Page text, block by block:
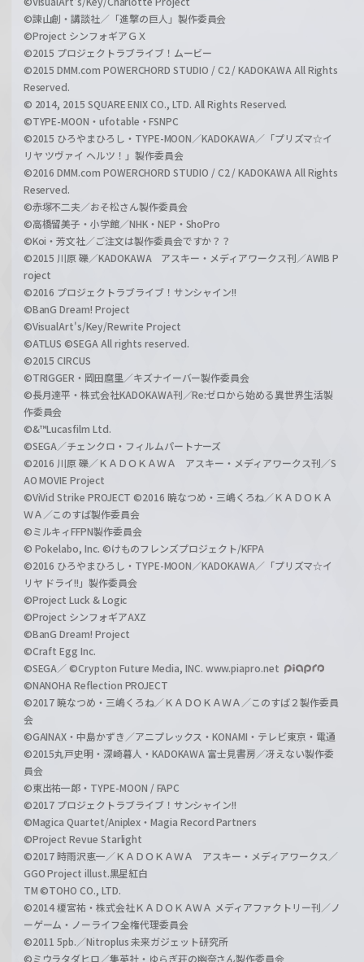
©諫山創・講談社／「進撃の巨人」製作委員会
©Project シンフォギアＧＸ
©2015 プロジェクトラブライブ！ムービー
©2015 DMM.com POWERCHORD STUDIO / C2 / KADOKAWA All Rights
Reserved.
© 2014, 2015 SQUARE ENIX CO., LTD. All Rights Reserved.
©TYPE-MOON・ufotable・FSNPC
©2015 ひろやまひろし・TYPE-MOON／KADOKAWA／「プリズマ☆イ
リヤ ツヴァイ ヘルツ！」製作委員会
©2016 DMM.com POWERCHORD STUDIO / C2 / KADOKAWA All Rights
Reserved.
©赤塚不二夫／おそ松さん製作委員会
©高橋留美子・小学館／NHK・NEP・ShoPro
©Koi・芳文社／ご注文は製作委員会ですか？？
©2015 川原 礫／KADOKAWA アスキー・メディアワークス刊／AWIB P
roject
©2016 プロジェクトラブライブ！サンシャイン!!
©BanG Dream! Project
©VisualArt's/Key/Rewrite Project
©ATLUS ©SEGA All rights reserved.
©2015 CIRCUS
©TRIGGER・岡田麿里／キズナイーバー製作委員会
©長月達平・株式会社KADOKAWA刊／Re:ゼロから始める異世界生活製
作委員会
©&™Lucasfilm Ltd.
©SEGA／チェンクロ・フィルムパートナーズ
©2016 川原 礫／ＫＡＤＯＫＡＷＡ アスキー・メディアワークス刊／S
AO MOVIE Project
©ViVid Strike PROJECT ©2016 暁なつめ・三嶋くろね／ＫＡＤＯＫＡ
ＷＡ／このすば製作委員会
©ミルキィFFPN製作委員会
© Pokelabo, Inc. ©けものフレンズプロジェクト/KFPA
©2016 ひろやまひろし・TYPE-MOON／KADOKAWA／「プリズマ☆イ
リヤ ドライ!!」製作委員会
©Project Luck & Logic
©Project シンフォギアAXZ
©BanG Dream! Project
©Craft Egg Inc.
©SEGA／ ©Crypton Future Media, INC. www.piapro.net
©NANOHA Reflection PROJECT
©2017 暁なつめ・三嶋くろね／ＫＡＤＯＫＡＷＡ／このすば２製作委員
会
©GAINAX・中島かずき／アニプレックス・KONAMI・テレビ東京・電通
©2015丸戸史明・深崎暮人・KADOKAWA 富士見書房／冴えない製作委
員会
©東出祐一郎・TYPE-MOON / FAPC
©2017 プロジェクトラブライブ！サンシャイン!!
©Magica Quartet/Aniplex・Magia Record Partners
©Project Revue Starlight
©2017 時雨沢恵一／ＫＡＤＯＫＡＷＡ アスキー・メディアワークス／
GGO Project illust.黒星紅白
TM ©TOHO CO., LTD.
©2014 榎宮祐・株式会社ＫＡＤＯＫＡＷＡ メディアファクトリー刊／ノ
ーゲーム・ノーライフ全権代理委員会
©2011 5pb.／Nitroplus 未来ガジェット研究所
©ミウラタダヒロ／集英社・ゆらぎ荘の幽奈さん製作委員会